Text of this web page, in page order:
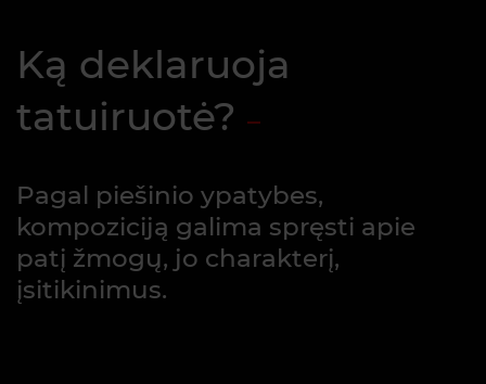
Ką deklaruoja
tatuiruotė?
Pagal piešinio ypatybes,
kompoziciją galima spręsti apie
patį žmogų, jo charakterį,
įsitikinimus.